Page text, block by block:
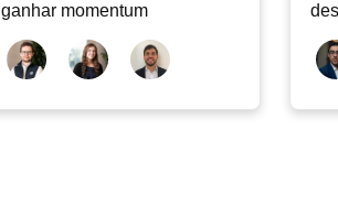
ganhar momentum